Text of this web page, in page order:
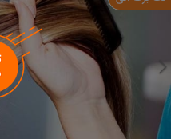
Next